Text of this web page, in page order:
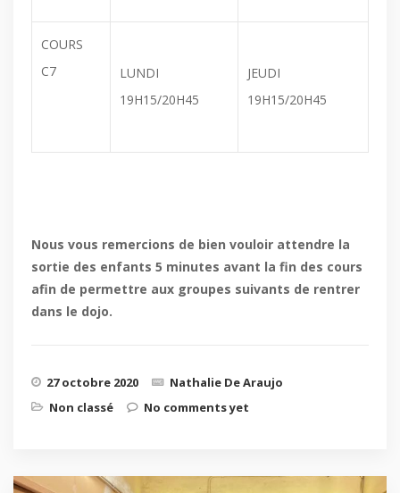
COURS
C7
LUNDI
19H15/20H45
JEUDI
19H15/20H45
Nous vous remercions de bien vouloir attendre la
sortie des enfants 5 minutes avant la fin des cours
afin de permettre aux groupes suivants de rentrer
dans le dojo.
27 octobre 2020
Nathalie De Araujo
Non classé
No comments yet